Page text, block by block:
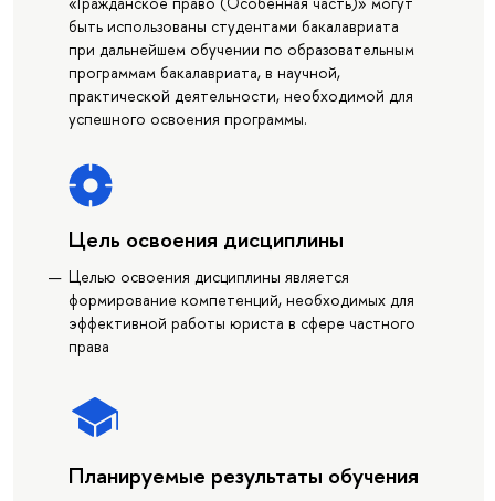
быть использованы студентами бакалавриата
при дальнейшем обучении по образовательным
программам бакалавриата, в научной,
практической деятельности, необходимой для
успешного освоения программы.
Цель освоения дисциплины
Целью освоения дисциплины является
формирование компетенций, необходимых для
эффективной работы юриста в сфере частного
права
Планируемые результаты обучения